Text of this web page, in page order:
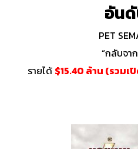
อัน
PET
“กลับจา
รายได้ $15.40 ล้าน (รวมเ